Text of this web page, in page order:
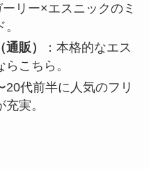
リー×エスニックのミ
販）
：本格的なエス
こちら。
20代前半に人気のフリ
実。